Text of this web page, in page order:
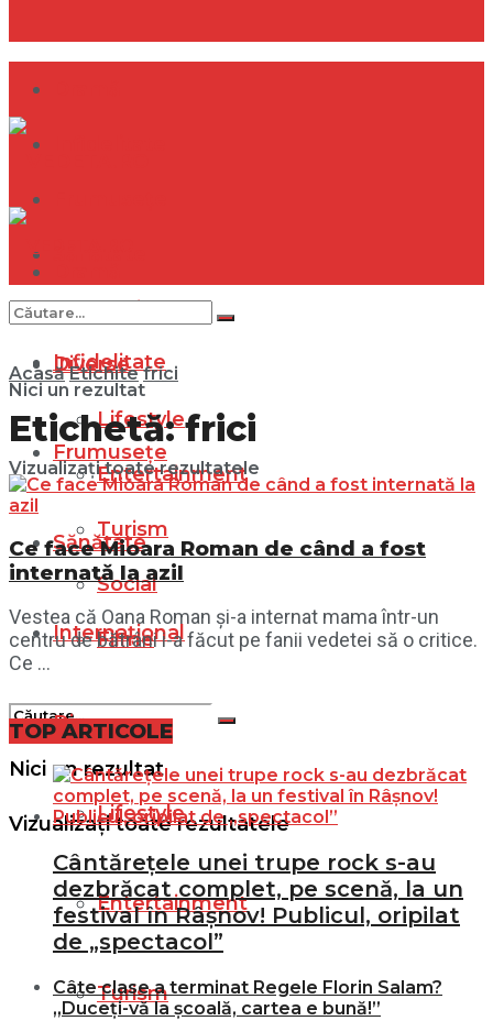
Internațional
Diverse
Lifestyle
Entertainment
Turism
Social
Filme
Nici un rezultat
Vizualizați toate rezultatele
Infidelitate
Frumusețe
Sănătate
Internațional
Diverse
Lifestyle
Entertainment
Turism
Nici un rezultat
Vizualizați toate rezultatele
Acasă Etichite frici
Etichetă:frici
Ce face Mioara Roman de când a fost
internată la azil
Vestea că Oana Roman și-a internat mama într-un
centru de bătrâni i-a făcut pe fanii vedetei să o critice.
Ce ...
TOP ARTICOLE
Cântărețele unei trupe rock s-au
dezbrăcat complet, pe scenă, la un
festival în Râșnov! Publicul, oripilat
de „spectacol”
Câte clase a terminat Regele Florin Salam?
„Duceți-vă la școală, cartea e bună!”